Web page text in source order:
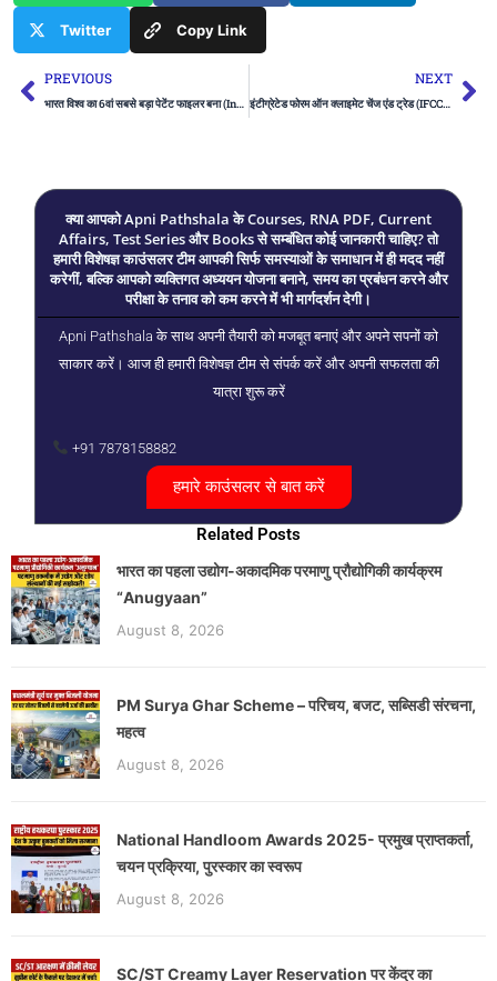
Twitter Copy Link
Prev
PREVIOUS
भारत विश्व का 6वां सबसे बड़ा पेटेंट फाइलर बना (India becomes the 6th largest patent filer in the world) | UPSC Preparation
NEXT
इंटीग्रेटेड फोरम ऑन क्लाइमेट चेंज एंड ट्रेड (IFCCT) | UPSC Preparation
क्या आपको Apni Pathshala के Courses, RNA PDF, Current
Affairs, Test Series और Books से सम्बंधित कोई जानकारी चाहिए? तो
हमारी विशेषज्ञ काउंसलर टीम आपकी सिर्फ समस्याओं के समाधान में ही मदद नहीं
करेगीं, बल्कि आपको व्यक्तिगत अध्ययन योजना बनाने, समय का प्रबंधन करने और
परीक्षा के तनाव को कम करने में भी मार्गदर्शन देगी।
Apni Pathshala के साथ अपनी तैयारी को मजबूत बनाएं और अपने सपनों को
साकार करें। आज ही हमारी विशेषज्ञ टीम से संपर्क करें और अपनी सफलता की
यात्रा शुरू करें
+91 7878158882
हमारे काउंसलर से बात करें
Related Posts
भारत का पहला उद्योग-अकादमिक परमाणु प्रौद्योगिकी कार्यक्रम
“Anugyaan”
August 8, 2026
PM Surya Ghar Scheme – परिचय, बजट, सब्सिडी संरचना,
महत्व
August 8, 2026
National Handloom Awards 2025- प्रमुख प्राप्तकर्ता,
चयन प्रक्रिया, पुरस्कार का स्वरूप
August 8, 2026
SC/ST Creamy Layer Reservation पर केंद्र का